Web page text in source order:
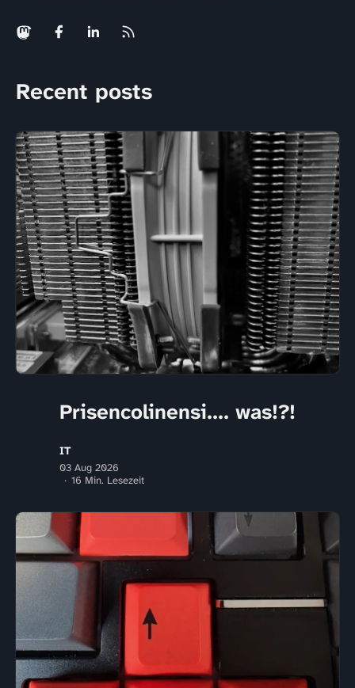
Recent posts
Prisencolinensi.... was!?!
IT
03 Aug 2026
16 Min. Lesezeit